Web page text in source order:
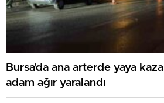
Bursa’da ana arterde yaya
adam ağır yaralandı